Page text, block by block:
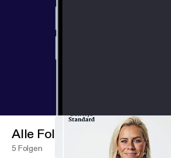
Alle Folgen
5 Folgen